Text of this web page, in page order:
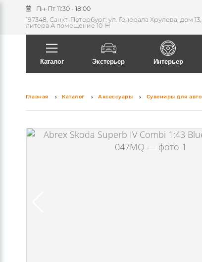
Пн-Пт 11:30 - 18:00
197348, Санкт-Петербург, ул. Генерала Хрулева, дом 13,
литера А помещение 10-Н
Каталог Экстерьер Интерьер
Главная Каталог Аксессуары Сувениры для авто